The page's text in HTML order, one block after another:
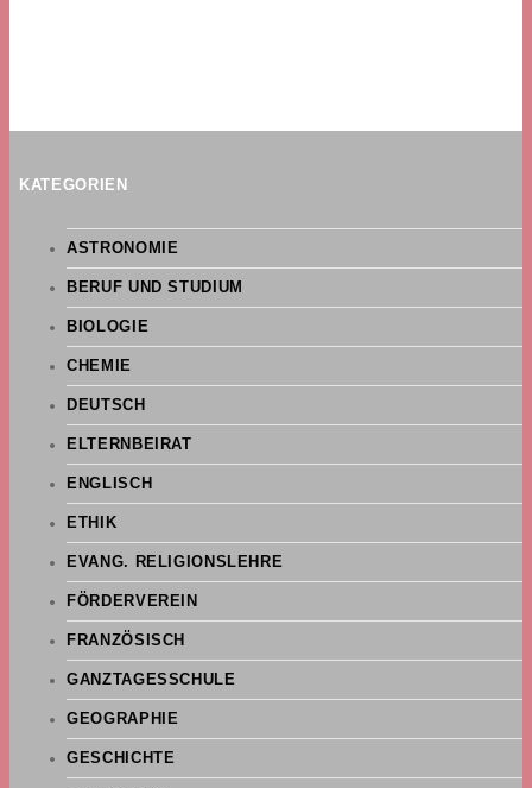
KATEGORIEN
ASTRONOMIE
BERUF UND STUDIUM
BIOLOGIE
CHEMIE
DEUTSCH
ELTERNBEIRAT
ENGLISCH
ETHIK
EVANG. RELIGIONSLEHRE
FÖRDERVEREIN
FRANZÖSISCH
GANZTAGESSCHULE
GEOGRAPHIE
GESCHICHTE